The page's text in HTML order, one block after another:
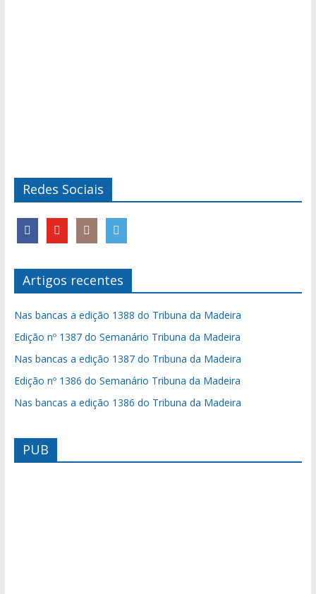
Redes Sociais
Artigos recentes
Nas bancas a edição 1388 do Tribuna da Madeira
Edição nº 1387 do Semanário Tribuna da Madeira
Nas bancas a edição 1387 do Tribuna da Madeira
Edição nº 1386 do Semanário Tribuna da Madeira
Nas bancas a edição 1386 do Tribuna da Madeira
PUB